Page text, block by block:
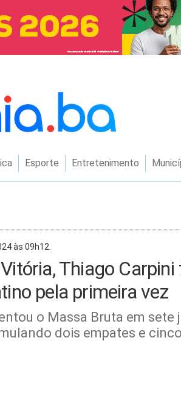
Esporte Entretenimento
às 09h12.
Thiago
pela primeira vez
o Massa Bruta em sete
dois empates e